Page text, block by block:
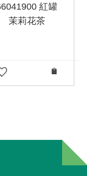
紅罐
茉莉花茶